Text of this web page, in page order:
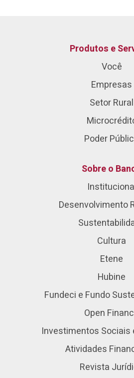
Produtos e
Você
Empresas
Setor Rural
Poder
Sobre o
Desenvolvimento
Cultura
Etene
Hubine
Fundeci e Fundo
Open
Investimentos Sociais
Atividades
Revista